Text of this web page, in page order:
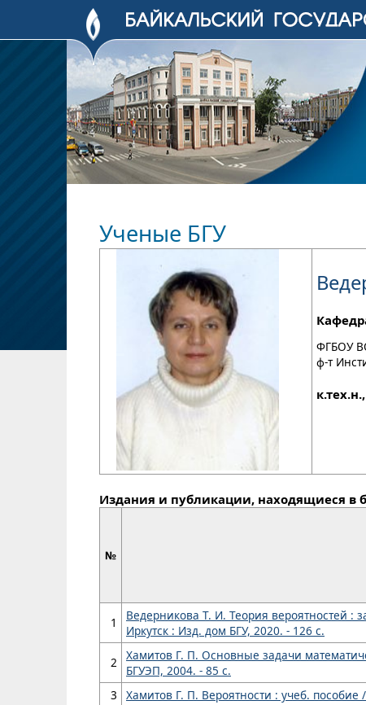
Ученые БГУ
ФГБОУ
ф-т
Издания и публикации, находящиеся в
№
1
Ведерникова Т. И. Теория вероятностей :
Иркутск : Изд. дом БГУ, 2020. - 126 с.
2
Хамитов Г. П. Основные задачи
БГУЭП, 2004. - 85 с.
3
Хамитов Г. П. Вероятности : учеб.